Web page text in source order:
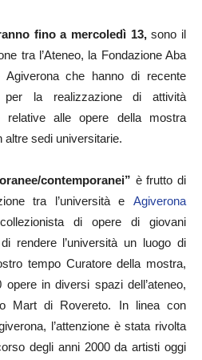
fino a mercoledì 13,sono il
tra l’Ateneo, la Fondazione Aba
Agiverona che hanno di recente
per la realizzazione di attività
relative alle opere della mostra
altre sedi universitarie.
contemporanei” è frutto di
tra l’università e Agiverona
di opere di giovani
rendere l’università un luogo di
tempo Curatore della mostra,
in diversi spazi dell’ateneo,
Mart di Rovereto. In linea con
l’attenzione è stata rivolta
degli anni 2000 da artisti oggi